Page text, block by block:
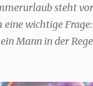
steht
wichtige
Mann in der